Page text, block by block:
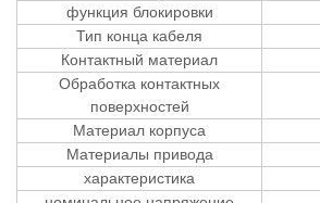
функция блокировки
Тип конца кабеля
Контактный материал
Обработка контактных
поверхностей
Материал корпуса
Материалы привода
характеристика